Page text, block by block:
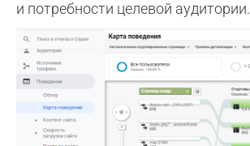
и потребности целевой аудитории.